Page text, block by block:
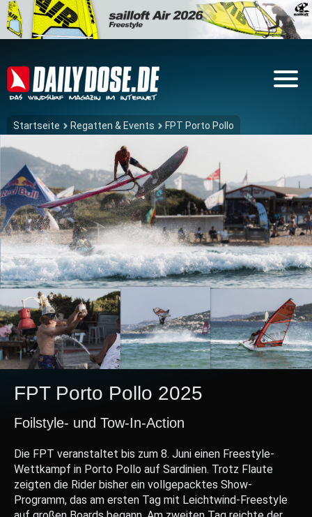
Startseite Regatten & Events FPT Porto Pollo
FPT Porto Pollo 2025
Foilstyle- und Tow-In-Action
Die FPT veranstaltet bis zum 8. Juni einen Freestyle-
Wettkampf in Porto Pollo auf Sardinien. Trotz Flaute
zeigten die Rider bisher ein vollgepacktes Show-
Programm, das am ersten Tag mit Leichtwind-Freestyle